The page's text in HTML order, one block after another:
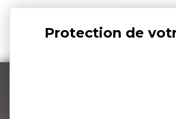
Panneau de gestion des cookies